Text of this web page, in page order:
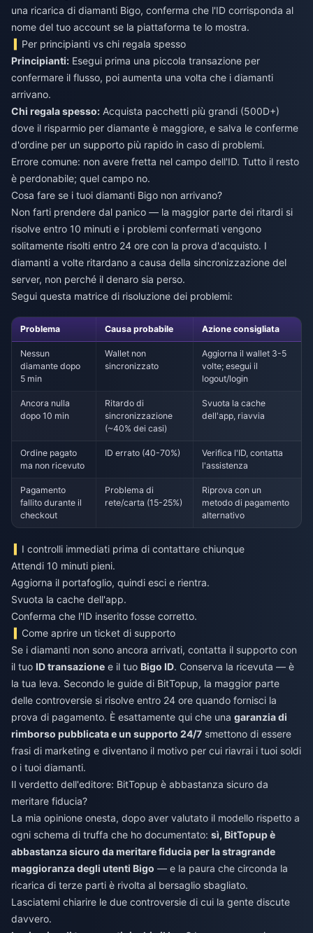
una ricarica di diamanti Bigo, conferma che l'ID corrisponda al
nome del tuo account se la piattaforma te lo mostra.
Per principianti vs chi regala spesso
Principianti: Esegui prima una piccola transazione per
confermare il flusso, poi aumenta una volta che i diamanti
arrivano.
Chi regala spesso: Acquista pacchetti più grandi (500D+)
dove il risparmio per diamante è maggiore, e salva le conferme
d'ordine per un supporto più rapido in caso di problemi.
Errore comune: non avere fretta nel campo dell'ID. Tutto il resto
è perdonabile; quel campo no.
Cosa fare se i tuoi diamanti Bigo non arrivano?
Non farti prendere dal panico — la maggior parte dei ritardi si
risolve entro 10 minuti e i problemi confermati vengono
solitamente risolti entro 24 ore con la prova d'acquisto. I
diamanti a volte ritardano a causa della sincronizzazione del
server, non perché il denaro sia perso.
Segui questa matrice di risoluzione dei problemi:
Problema Causa probabile Azione consigliata
Nessun
diamante dopo
5 min
Wallet non
sincronizzato
Aggiorna il wallet 3-5
volte; esegui il
logout/login
Ancora nulla
dopo 10 min
Ritardo di
sincronizzazione
(~40% dei casi)
Svuota la cache
dell'app, riavvia
Ordine pagato
ma non ricevuto
ID errato (40-70%)
Verifica l'ID, contatta
l'assistenza
Pagamento
fallito durante il
checkout
Problema di
rete/carta (15-25%)
Riprova con un
metodo di pagamento
alternativo
I controlli immediati prima di contattare chiunque
Attendi 10 minuti pieni.
Aggiorna il portafoglio, quindi esci e rientra.
Svuota la cache dell'app.
Conferma che l'ID inserito fosse corretto.
Come aprire un ticket di supporto
Se i diamanti non sono ancora arrivati, contatta il supporto con
il tuo ID transazione e il tuo Bigo ID. Conserva la ricevuta — è
la tua leva. Secondo le guide di BitTopup, la maggior parte
delle controversie si risolve entro 24 ore quando fornisci la
prova di pagamento. È esattamente qui che una garanzia di
rimborso pubblicata e un supporto 24/7 smettono di essere
frasi di marketing e diventano il motivo per cui riavrai i tuoi soldi
o i tuoi diamanti.
Il verdetto dell'editore: BitTopup è abbastanza sicuro da
meritare fiducia?
La mia opinione onesta, dopo aver valutato il modello rispetto a
ogni schema di truffa che ho documentato: sì, BitTopup è
abbastanza sicuro da meritare fiducia per la stragrande
maggioranza degli utenti Bigo — e la paura che circonda la
ricarica di terze parti è rivolta al bersaglio sbagliato.
Lasciatemi chiarire le due controversie di cui la gente discute
davvero.